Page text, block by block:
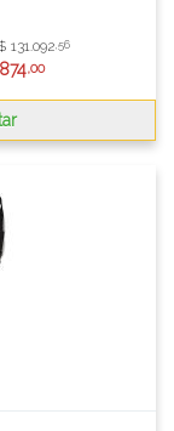
131.092 ,56
,00